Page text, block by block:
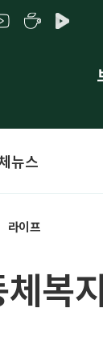
뉴스
라이프
복